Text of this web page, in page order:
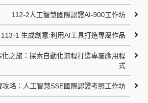
112-2人工智慧國際認證AI-900工作坊
113-1 生成創意:利用AI工具打造專屬作品
之旅：探索自動化流程打造專屬應用程
式
攻略：人工智慧SSE國際認證考照工作坊